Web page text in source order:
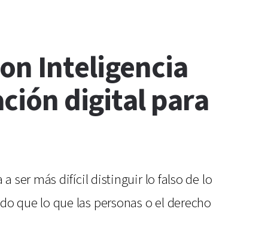
Inteligencia
digital para
ser más difícil distinguir lo falso de lo
que lo que las personas o el derecho